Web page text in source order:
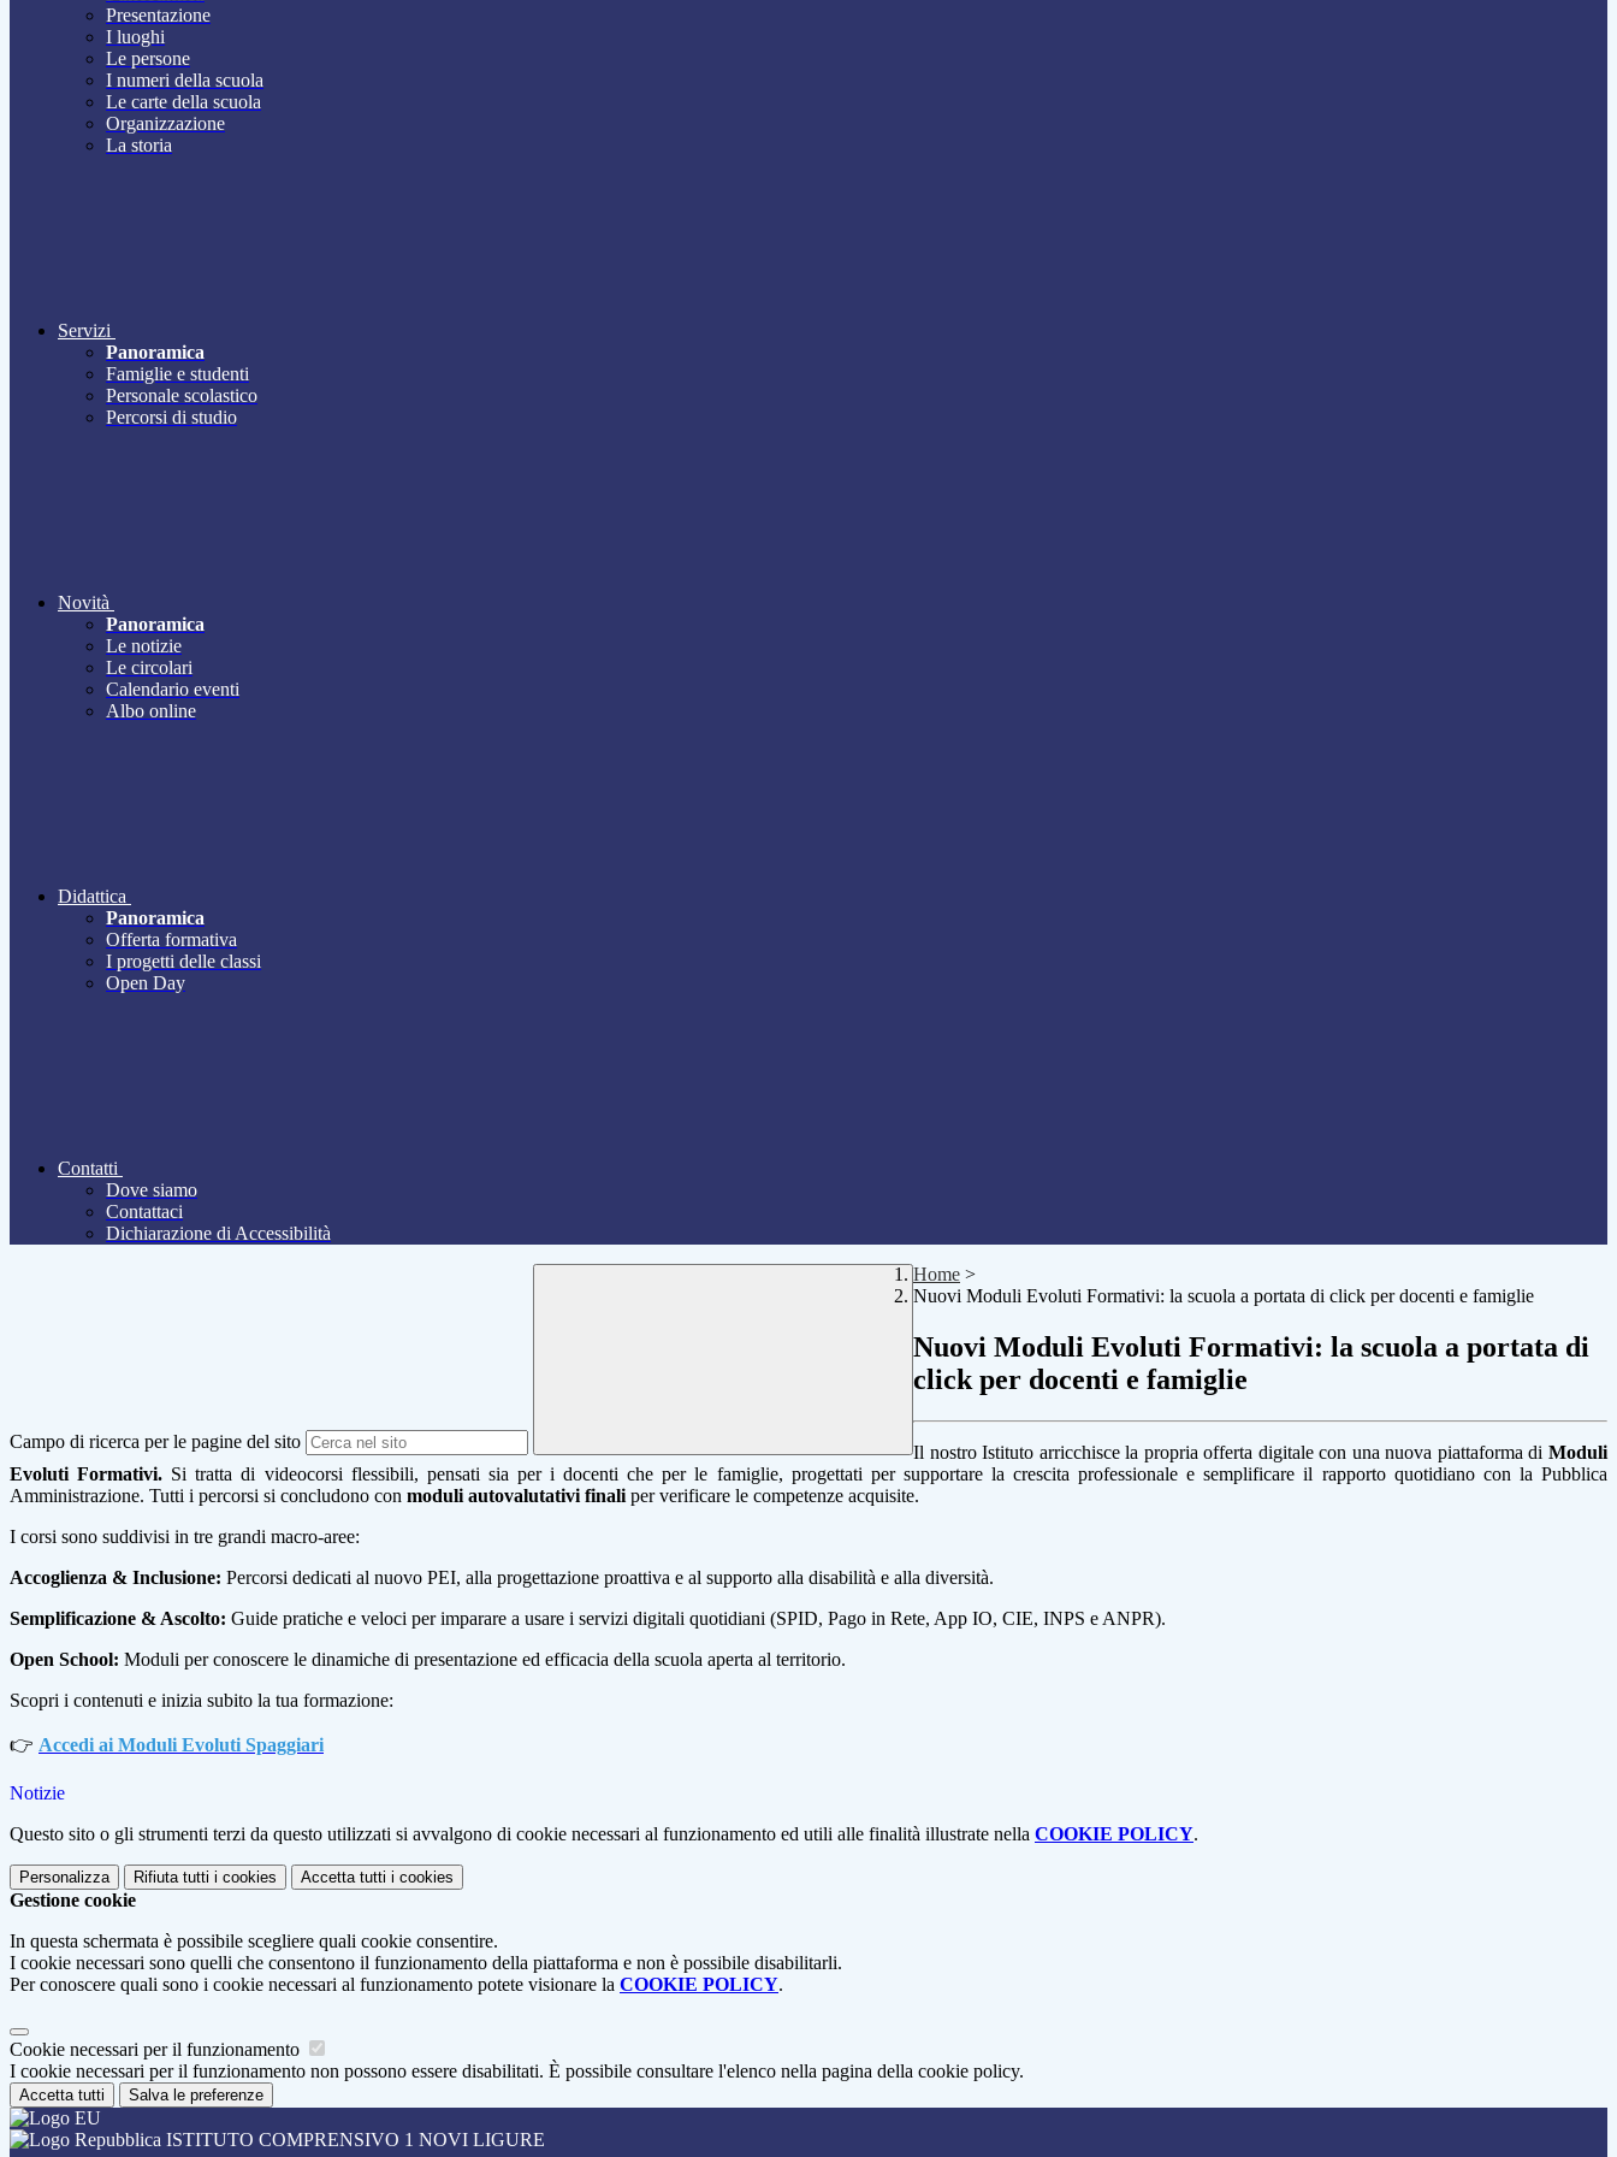
Presentazione
I luoghi
Le persone
I numeri della scuola
Le carte della scuola
Organizzazione
La storia
Servizi
Panoramica
Famiglie e studenti
Personale scolastico
Percorsi di studio
Novità
Panoramica
Le notizie
Le circolari
Calendario eventi
Albo online
Didattica
Panoramica
Offerta formativa
I progetti delle classi
Open Day
Contatti
Dove siamo
Contattaci
Dichiarazione di Accessibilità
Campo di ricerca per le pagine del sito
Home >
Nuovi Moduli Evoluti Formativi: la scuola a portata di click per docenti e famiglie
Nuovi Moduli Evoluti Formativi: la scuola a portata di
click per docenti e famiglie
Il nostro Istituto arricchisce la propria offerta digitale con una nuova piattaforma di Moduli
Evoluti Formativi. Si tratta di videocorsi flessibili, pensati sia per i docenti che per le famiglie, progettati per supportare la crescita professionale e semplificare il rapporto quotidiano con la Pubblica
Amministrazione. Tutti i percorsi si concludono con moduli autovalutativi finali per verificare le competenze acquisite.
I corsi sono suddivisi in tre grandi macro-aree:
Accoglienza & Inclusione: Percorsi dedicati al nuovo PEI, alla progettazione proattiva e al supporto alla disabilità e alla diversità.
Semplificazione & Ascolto: Guide pratiche e veloci per imparare a usare i servizi digitali quotidiani (SPID, Pago in Rete, App IO, CIE, INPS e ANPR).
Open School: Moduli per conoscere le dinamiche di presentazione ed efficacia della scuola aperta al territorio.
Scopri i contenuti e inizia subito la tua formazione:
👉 Accedi ai Moduli Evoluti Spaggiari
Notizie
Questo sito o gli strumenti terzi da questo utilizzati si avvalgono di cookie necessari al funzionamento ed utili alle finalità illustrate nella COOKIE POLICY.
Personalizza Rifiuta tutti i cookies Accetta tutti i cookies
Gestione cookie
In questa schermata è possibile scegliere quali cookie consentire.
I cookie necessari sono quelli che consentono il funzionamento della piattaforma e non è possibile disabilitarli.
Per conoscere quali sono i cookie necessari al funzionamento potete visionare la COOKIE POLICY.
Cookie necessari per il funzionamento
I cookie necessari per il funzionamento non possono essere disabilitati. È possibile consultare l'elenco nella pagina della cookie policy.
Accetta tutti Salva le preferenze
ISTITUTO COMPRENSIVO 1 NOVI LIGURE